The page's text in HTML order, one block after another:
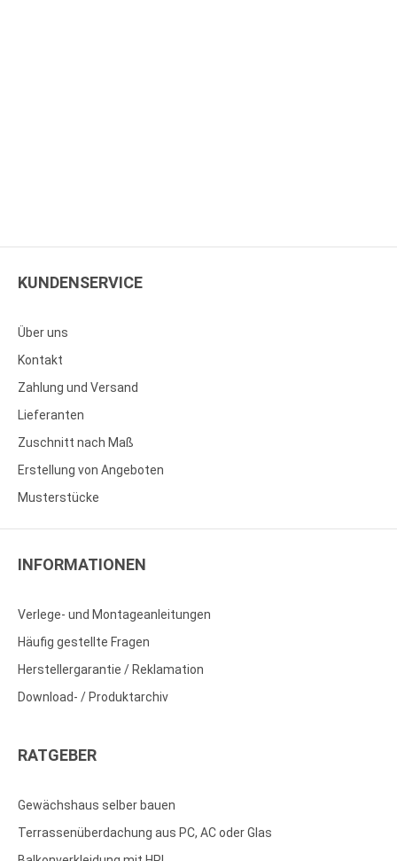
KUNDENSERVICE
Über uns
Kontakt
Zahlung und Versand
Lieferanten
Zuschnitt nach Maß
Erstellung von Angeboten
Musterstücke
INFORMATIONEN
Verlege- und Montageanleitungen
Häufig gestellte Fragen
Herstellergarantie / Reklamation
Download- / Produktarchiv
RATGEBER
Gewächshaus selber bauen
Terrassenüberdachung aus PC, AC oder Glas